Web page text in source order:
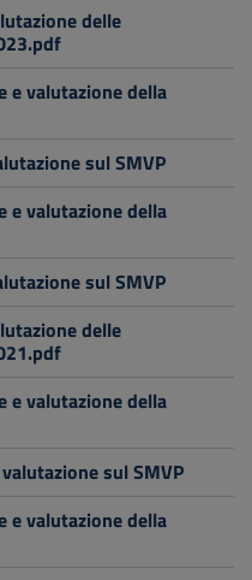
delle
e valutazione della
sul SMVP
e valutazione della
sul SMVP
delle
e valutazione della
sul SMVP
e valutazione della